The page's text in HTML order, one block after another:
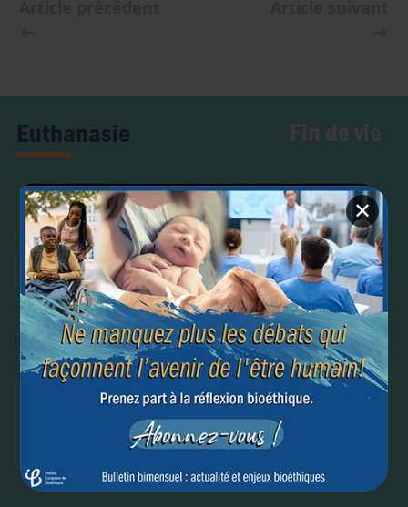
✕
Euthanasie Fin de vie
Elargissement de l’euthanasie aux troubles mentaux :
le Canada va-t-il se raviser ?